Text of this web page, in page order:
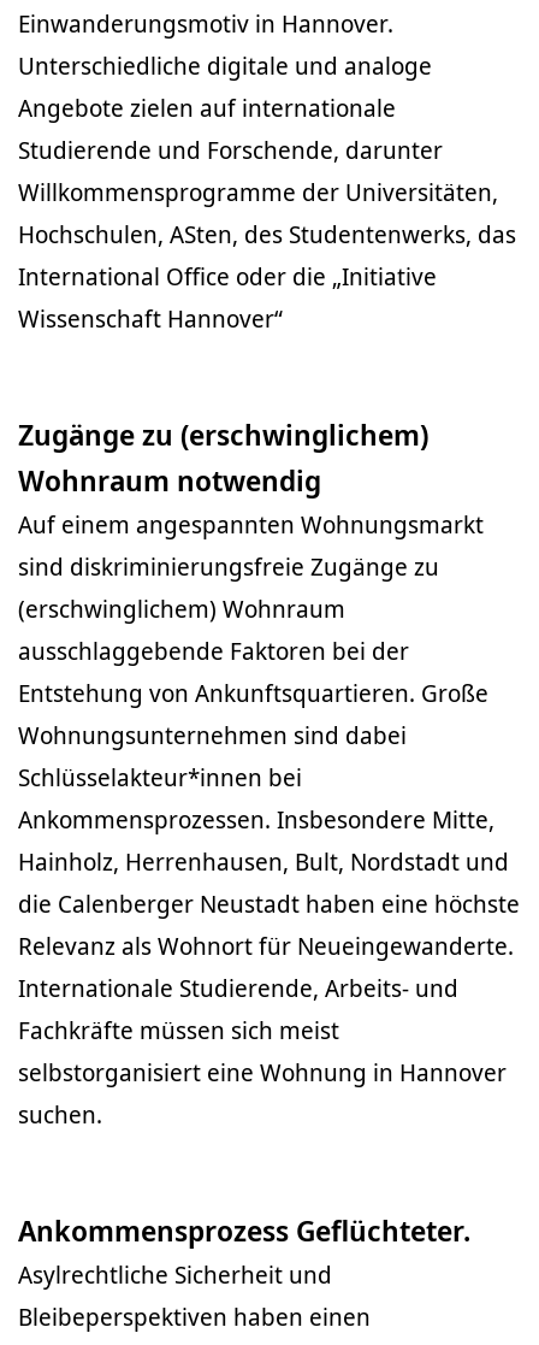
Einwanderungsmotiv in Hannover.
Unterschiedliche digitale und analoge
Angebote zielen auf internationale
Studierende und Forschende, darunter
Willkommensprogramme der Universitäten,
Hochschulen, ASten, des Studentenwerks, das
International Office oder die „Initiative
Wissenschaft Hannover“
Zugänge zu (erschwinglichem)
Wohnraum notwendig
Auf einem angespannten Wohnungsmarkt
sind diskriminierungsfreie Zugänge zu
(erschwinglichem) Wohnraum
ausschlaggebende Faktoren bei der
Entstehung von Ankunftsquartieren. Große
Wohnungsunternehmen sind dabei
Schlüsselakteur*innen bei
Ankommensprozessen. Insbesondere Mitte,
Hainholz, Herrenhausen, Bult, Nordstadt und
die Calenberger Neustadt haben eine höchste
Relevanz als Wohnort für Neueingewanderte.
Internationale Studierende, Arbeits- und
Fachkräfte müssen sich meist
selbstorganisiert eine Wohnung in Hannover
suchen.
Ankommensprozess Geflüchteter.
Asylrechtliche Sicherheit und
Bleibeperspektiven haben einen